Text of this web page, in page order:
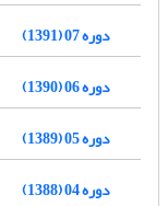
دوره 07 (1391)
دوره 06 (1390)
دوره 05 (1389)
دوره 04 (1388)